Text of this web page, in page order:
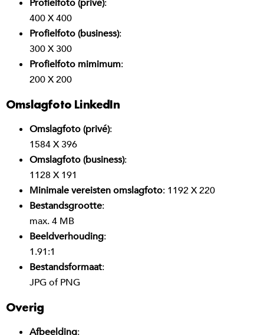
Profielfoto (privé):
400 X 400
Profielfoto (business):
300 X 300
Profielfoto mimimum:
200 X 200
Omslagfoto LinkedIn
Omslagfoto (privé):
1584 X 396
Omslagfoto (business):
1128 X 191
Minimale vereisten omslagfoto: 1192 X 220
Bestandsgrootte:
max. 4 MB
Beeldverhouding:
1.91:1
Bestandsformaat:
JPG of PNG
Overig
Afbeelding: